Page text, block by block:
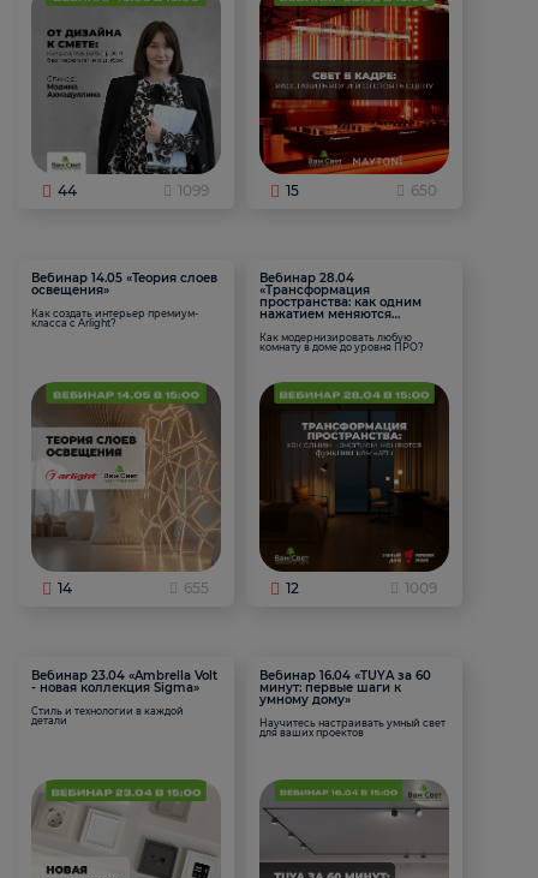
44 1099 15 650
Вебинар 14.05 «Теория слоев
освещения»
Как создать интерьер премиум-
класса с Arlight?
14 655
Вебинар 28.04
«Трансформация
пространства: как одним
нажатием меняются
Как модернизировать любую
комнату в доме до уровня ПРО?
12 1009
Вебинар 23.04 «Ambrella Volt
- новая коллекция Sigma»
Стиль и технологии в каждой
детали
Вебинар 16.04 «TUYA за 60
минут: первые шаги к
умному дому»
Научитесь настраивать умный свет
для ваших проектов